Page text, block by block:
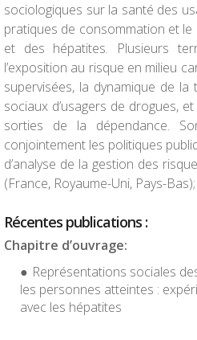
sociologiques sur la santé des
pratiques de consommation et
et des hépatites. Plusieurs
l’exposition au risque en milieu
supervisées, la dynamique de
sociaux d’usagers de drogues,
sorties de la dépendance.
conjointement les politiques
d’analyse de la gestion des
(France, Royaume-Uni, Pays-Bas);
Récentes publications :
Chapitre d’ouvrage:
Représentations sociales
les personnes atteintes :
avec les hépatites